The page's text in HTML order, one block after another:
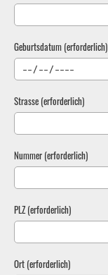
Geburtsdatum (erforderlich)
Strasse (erforderlich)
Nummer (erforderlich)
PLZ (erforderlich)
Ort (erforderlich)